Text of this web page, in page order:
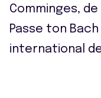
Comminges, de
Passe ton
international